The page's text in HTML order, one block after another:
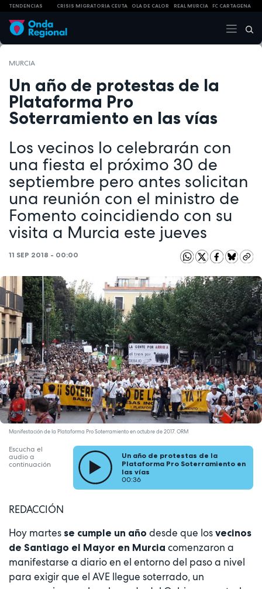
TENDENCIAS CRISIS MIGRATORIA CEUTA OLA DE CALOR REAL MURCIA FC CARTAGENA
MURCIA
Un año de protestas de la
Plataforma Pro
Soterramiento en las vías
Los vecinos lo celebrarán con
una fiesta el próximo 30 de
septiembre pero antes solicitan
una reunión con el ministro de
Fomento coincidiendo con su
visita a Murcia este jueves
11 SEP 2018 - 00:00
Manifestación de la Plataforma Pro Soterramiento en octubre de 2017. ORM
Escucha el
audio a
continuación
Un año de protestas de la
Plataforma Pro Soterramiento en
las vías
00:36
REDACCIÓN
Hoy martes se cumple un año desde que los vecinos
de Santiago el Mayor en Murcia comenzaron a
manifestarse a diario en el entorno del paso a nivel
para exigir que el AVE llegue soterrado, un